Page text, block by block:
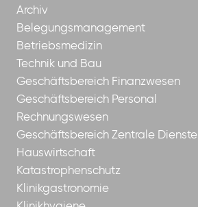
Archiv
Belegungsmanagement
Betriebsmedizin
Technik und Bau
Geschäftsbereich Finanzwesen
Geschäftsbereich Personal
Rechnungswesen
Geschäftsbereich Zentrale Dienste
Hauswirtschaft
Katastrophenschutz
Klinikgastronomie